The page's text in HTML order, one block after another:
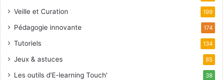
Veille et Curation 199
Pédagogie innovante 174
Tutoriels 134
Jeux & astuces 85
Les outils d'E-learning Touch' 38